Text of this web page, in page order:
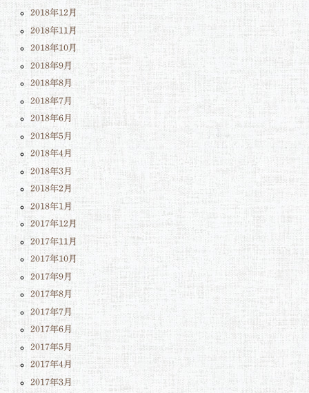
2018年12月
2018年11月
2018年10月
2018年9月
2018年8月
2018年7月
2018年6月
2018年5月
2018年4月
2018年3月
2018年2月
2018年1月
2017年12月
2017年11月
2017年10月
2017年9月
2017年8月
2017年7月
2017年6月
2017年5月
2017年4月
2017年3月